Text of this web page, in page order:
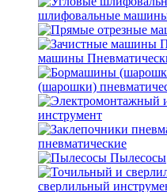
шлифовальные
машины
(шарошки)
инструмент
пневматические
Пылесосы
сверлильный